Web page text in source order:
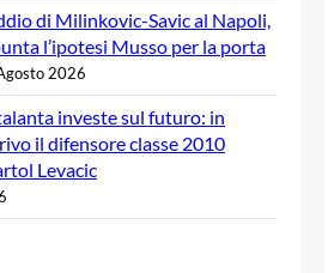
di Milinkovic-Savic al Napoli,
l’ipotesi Musso per la porta
2026
investe sul futuro: in
il difensore classe 2010
Levacic